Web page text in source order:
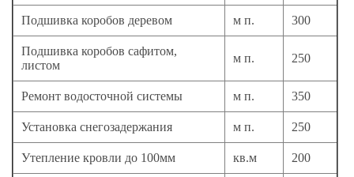
Подшивка коробов деревом м п. 300
Подшивка коробов сафитом,
листом
м п. 250
Ремонт водосточной системы м п. 350
Установка снегозадержания м п. 250
Утепление кровли до 100мм кв.м 200